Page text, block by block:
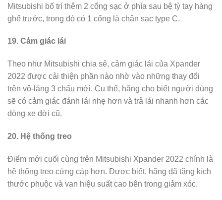
Mitsubishi bố trí thêm 2 cổng sạc ở phía sau bệ tỳ tay hàng
ghế trước, trong đó có 1 cổng là chân sạc type C.
19. Cảm giác lái
Theo như Mitsubishi chia sẻ, cảm giác lái của Xpander
2022 được cải thiện phần nào nhờ vào những thay đổi
trên vô-lăng 3 chấu mới. Cụ thể, hãng cho biết người dùng
sẽ có cảm giác đánh lái nhẹ hơn và trả lái nhanh hơn các
dòng xe đời cũ.
20. Hệ thống treo
Điểm mới cuối cùng trên Mitsubishi Xpander 2022 chính là
hệ thống treo cứng cáp hơn. Được biết, hãng đã tăng kích
thước phuộc và van hiệu suất cao bên trong giảm xóc.